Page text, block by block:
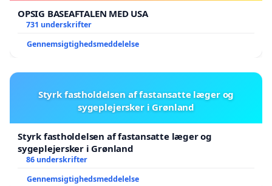
OPSIG BASEAFTALEN MED USA
731 underskrifter
Gennemsigtighedsmeddelelse
Styrk fastholdelsen af fastansatte læger og
sygeplejersker i Grønland
Styrk fastholdelsen af fastansatte læger og
sygeplejersker i Grønland
86 underskrifter
Gennemsigtighedsmeddelelse